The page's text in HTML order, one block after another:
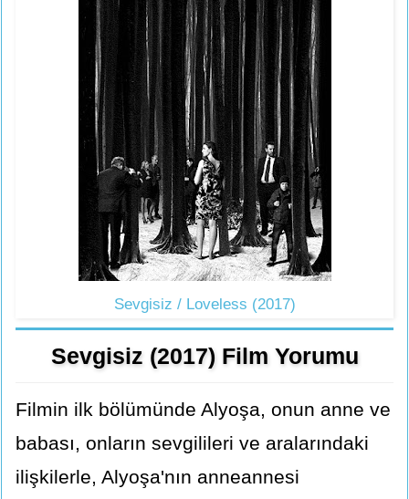
Sevgisiz / Loveless (2017)
Sevgisiz (2017) Film Yorumu
Filmin ilk bölümünde Alyoşa, onun anne ve
babası, onların sevgilileri ve aralarındaki
ilişkilerle, Alyoşa'nın anneannesi